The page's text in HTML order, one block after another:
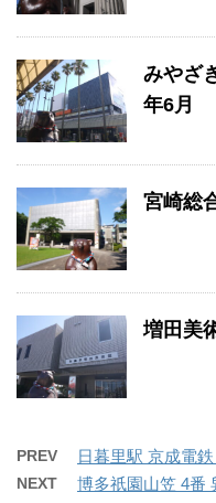
みやざ
年6月
宮崎総
増田美
PREV 日暮里駅 京成電
NEXT
博多祇園山笠 4番